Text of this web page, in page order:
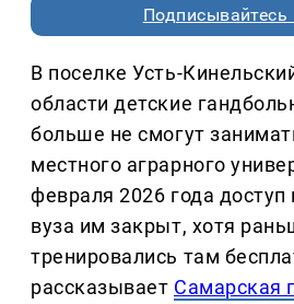
Подписывайтесь
В поселке Усть-
области детские
больше не смогут
местного аграрного
февраля 2026 года
вуза им закрыт, хотя
тренировались там
рассказывает Самарская